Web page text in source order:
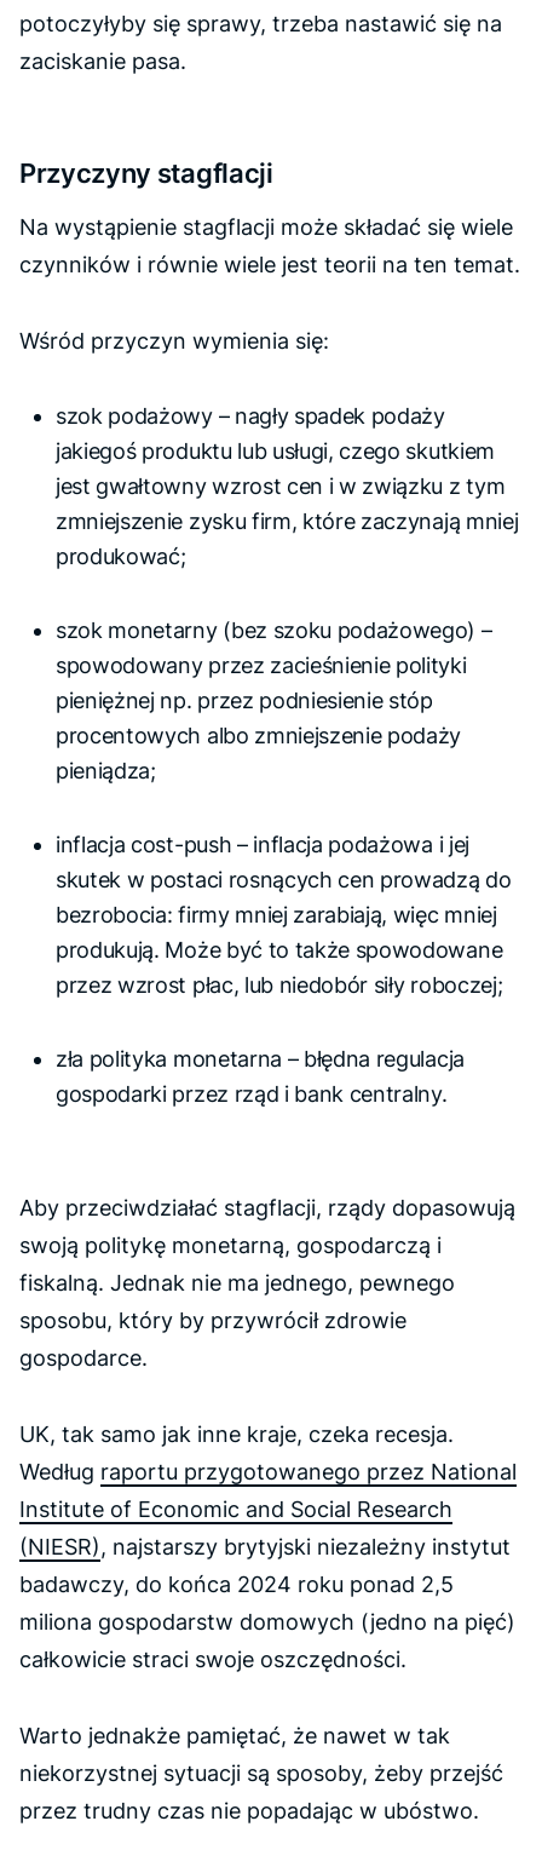
potoczyłyby się sprawy, trzeba nastawić się na
zaciskanie pasa.
Przyczyny stagflacji
Na wystąpienie stagflacji może składać się wiele
czynników i równie wiele jest teorii na ten temat.
Wśród przyczyn wymienia się:
szok podażowy – nagły spadek podaży
jakiegoś produktu lub usługi, czego skutkiem
jest gwałtowny wzrost cen i w związku z tym
zmniejszenie zysku firm, które zaczynają mniej
produkować;
szok monetarny (bez szoku podażowego) –
spowodowany przez zacieśnienie polityki
pieniężnej np. przez podniesienie stóp
procentowych albo zmniejszenie podaży
pieniądza;
inflacja cost-push – inflacja podażowa i jej
skutek w postaci rosnących cen prowadzą do
bezrobocia: firmy mniej zarabiają, więc mniej
produkują. Może być to także spowodowane
przez wzrost płac, lub niedobór siły roboczej;
zła polityka monetarna – błędna regulacja
gospodarki przez rząd i bank centralny.
Aby przeciwdziałać stagflacji, rządy dopasowują
swoją politykę monetarną, gospodarczą i
fiskalną. Jednak nie ma jednego, pewnego
sposobu, który by przywrócił zdrowie
gospodarce.
UK, tak samo jak inne kraje, czeka recesja.
Według raportu przygotowanego przez National
Institute of Economic and Social Research
(NIESR), najstarszy brytyjski niezależny instytut
badawczy, do końca 2024 roku ponad 2,5
miliona gospodarstw domowych (jedno na pięć)
całkowicie straci swoje oszczędności.
Warto jednakże pamiętać, że nawet w tak
niekorzystnej sytuacji są sposoby, żeby przejść
przez trudny czas nie popadając w ubóstwo.